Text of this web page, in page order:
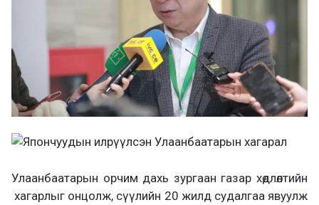
Улаанбаатарын орчим дахь зургаан газар хөдлөлтийн
хагарлыг онцолж, сүүлийн 20 жилд судалгаа явуулж